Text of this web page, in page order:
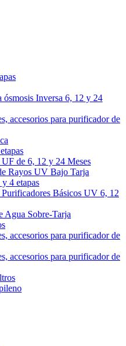
Inversa 6, 12 y 24
accesorios para purificador de
de 6, 12 y 24 Meses
Rayos UV Bajo Tarja
4 etapas
Básicos UV 6, 12
Agua Sobre-Tarja
accesorios para purificador de
accesorios para purificador de